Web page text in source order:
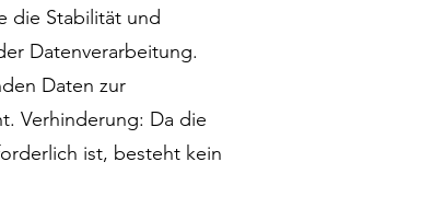
die Stabilität und
Datenverarbeitung.
Daten zur
Verhinderung: Da die
ist, besteht kein